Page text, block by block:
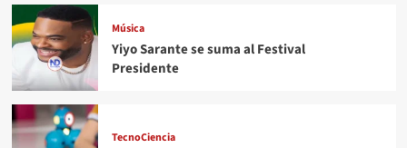
Música
Yiyo Sarante se suma al Festival
Presidente
TecnoCiencia